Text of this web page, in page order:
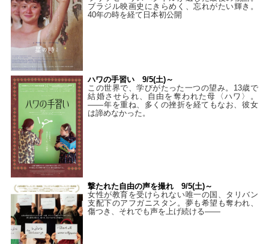
ブラジル映画史にきらめく、忘れがたい輝き。
40年の時を経て⽇本初公開
ハワの手習い 9/5(土)～
この世界で、学びがたった一つの望み。13歳で
結婚させられ、自由を奪われた母〈ハワ〉。
——年を重ね、多くの挫折を経てもなお、彼女
は諦めなかった。
撃たれた自由の声を撮れ 9/5(土)～
女性が教育を受けられない唯一の国、タリバン
支配下のアフガニスタン。夢も希望も奪われ、
傷つき、それでも声を上げ続ける——